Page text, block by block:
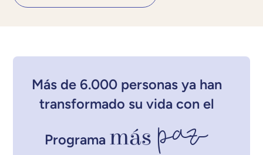
Más de 6.000 personas ya han
transformado su vida con el
Programa más paz